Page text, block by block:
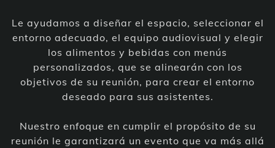
Le ayudamos a diseñar el espacio, seleccionar el
entorno adecuado, el equipo audiovisual y elegir
los alimentos y bebidas con menús
personalizados, que se alinearán con los
objetivos de su reunión, para crear el entorno
deseado para sus asistentes.
Nuestro enfoque en cumplir el propósito de su
reunión le garantizará un evento que va más allá